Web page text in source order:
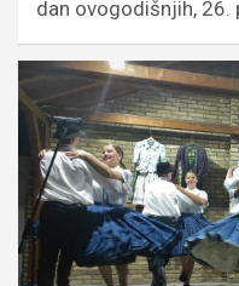
dan ovogodišnjih, 26.